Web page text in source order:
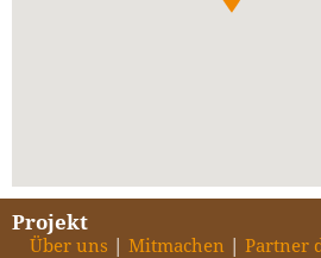
Projekt
Über uns Mitmachen
Partner